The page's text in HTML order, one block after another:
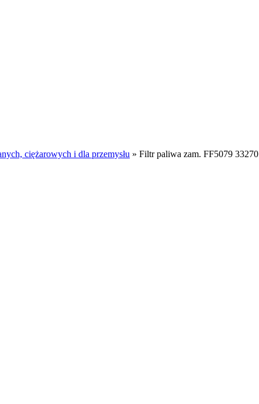
ciężarowych i dla przemysłu » Filtr paliwa zam. FF5079 33270